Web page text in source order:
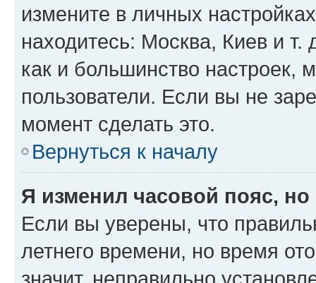
измените в личных
находитесь: Москва, Киев и т.
как и большинство настроек,
пользователи. Если вы не
момент сделать это.
Вернуться к началу
Я изменил часовой пояс,
Если вы уверены, что
летнего времени, но время
значит, неправильно